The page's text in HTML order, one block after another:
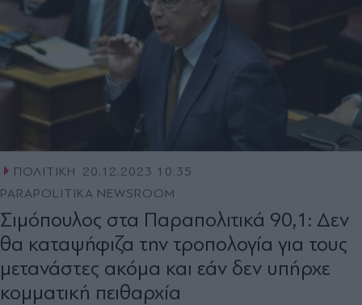
ΠΟΛΙΤΙΚΗ
20.12.2023 10:35
PARAPOLITIKA NEWSROOM
Σιμόπουλος στα Παραπολιτικά 90,1: Δεν
θα καταψήφιζα την τροπολογία για τους
μετανάστες ακόμα και εάν δεν υπήρχε
κομματική πειθαρχία